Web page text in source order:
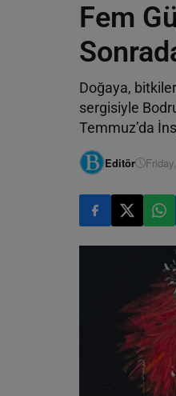
Fem
Doğaya,
sergisiyle
Temmuz’da
Editör